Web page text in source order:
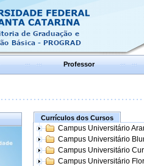
Professor
Currículos dos Cursos
Campus Universitário
Campus Universitário
Campus Universitário
Campus Universitário